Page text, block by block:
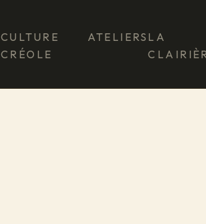
CULTURE
CRÉOLE
ATELIERS LA